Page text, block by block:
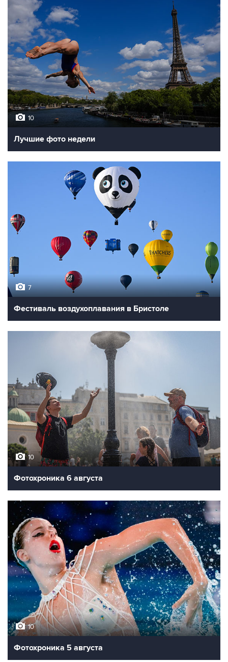
10
Лучшие фото недели
7
Фестиваль воздухоплавания в Бристоле
10
Фотохроника 6 августа
10
Фотохроника 5 августа